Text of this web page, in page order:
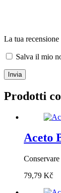
La tua recensione
Salva il mio
Invia
Prodotti
Aceto
79,79 Kč